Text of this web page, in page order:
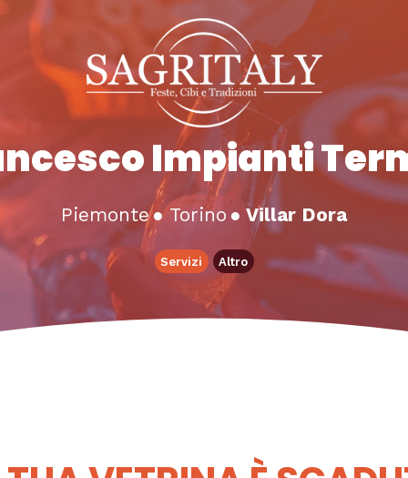
Impianti
Piemonte● Torino ● Villar Dora
Servizi Altro